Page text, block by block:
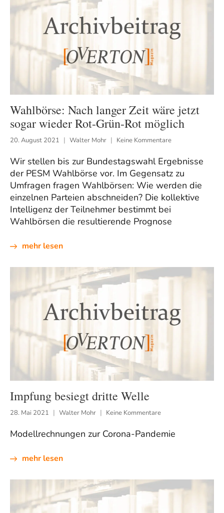
Wahlbörse: Nach langer Zeit wäre jetzt
sogar wieder Rot-Grün-Rot möglich
20. August 2021 Walter Mohr Keine Kommentare
Wir stellen bis zur Bundestagswahl Ergebnisse
der PESM Wahlbörse vor. Im Gegensatz zu
Umfragen fragen Wahlbörsen: Wie werden die
einzelnen Parteien abschneiden? Die kollektive
Intelligenz der Teilnehmer bestimmt bei
Wahlbörsen die resultierende Prognose
mehr lesen
Impfung besiegt dritte Welle
28. Mai 2021 Walter Mohr Keine Kommentare
Modellrechnungen zur Corona-Pandemie
mehr lesen